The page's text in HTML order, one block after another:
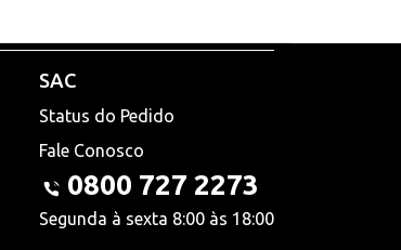
SAC
Status do Pedido
Fale Conosco
0800 727 2273
Segunda à sexta 8:00 às 18:00